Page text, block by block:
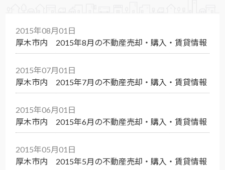
2015年08月01日
厚木市内 2015年8月の不動産売却・購入・賃貸情報
2015年07月01日
厚木市内 2015年7月の不動産売却・購入・賃貸情報
2015年06月01日
厚木市内 2015年6月の不動産売却・購入・賃貸情報
2015年05月01日
厚木市内 2015年5月の不動産売却・購入・賃貸情報